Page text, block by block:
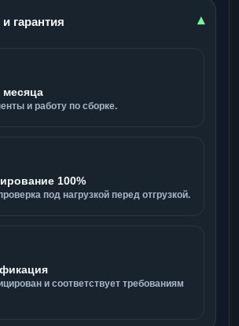
гарантия ▾
месяца
и работу по сборке.
100%
под нагрузкой перед отгрузкой.
и соответствует требованиям